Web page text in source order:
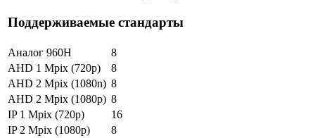
Поддерживаемые стандарты
Аналог 960H
8
AHD 1 Mpix (720p)
8
AHD 2 Mpix (1080n) 8
AHD 2 Mpix (1080p) 8
IP 1 Mpix (720p)
16
IP 2 Mpix (1080p)
8